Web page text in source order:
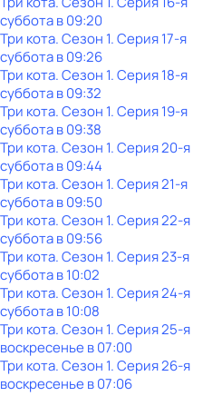
субботав09:20
Три кота. Сезон 1. Серия 17-я
субботав09:26
Три кота. Сезон 1. Серия 18-я
субботав09:32
Три кота. Сезон 1. Серия 19-я
субботав09:38
Три кота. Сезон 1. Серия 20-я
субботав09:44
Три кота. Сезон 1. Серия 21-я
субботав09:50
Три кота. Сезон 1. Серия 22-я
субботав09:56
Три кота. Сезон 1. Серия 23-я
субботав10:02
Три кота. Сезон 1. Серия 24-я
субботав10:08
Три кота. Сезон 1. Серия 25-я
воскресенье в07:00
Три кота. Сезон 1. Серия 26-я
воскресенье в07:06